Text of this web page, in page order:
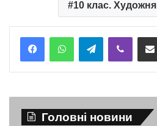
10 клас.
TelegramViber
Головні новини